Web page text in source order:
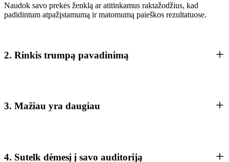
Naudok savo prekės ženklą ar atitinkamus raktažodžius, kad
padidintum atpažįstamumą ir matomumą paieškos rezultatuose.
2. Rinkis trumpą pavadinimą
3. Mažiau yra daugiau
4. Sutelk dėmesį į savo auditoriją